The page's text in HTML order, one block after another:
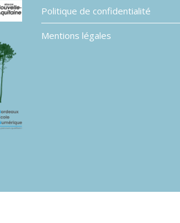
Politique de confidentialité
Mentions légales